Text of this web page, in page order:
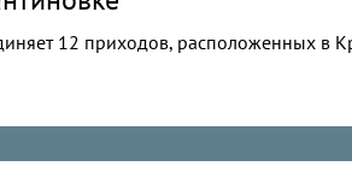
12 приходов, расположенных в